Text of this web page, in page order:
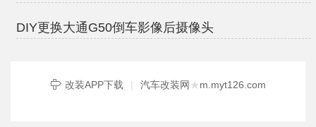
DIY更换大通G50倒车影像后摄像头
改装APP下载 | 汽车改装网 ★m.myt126.com